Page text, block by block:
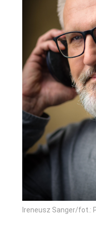
Ireneusz Sanger/fot.: